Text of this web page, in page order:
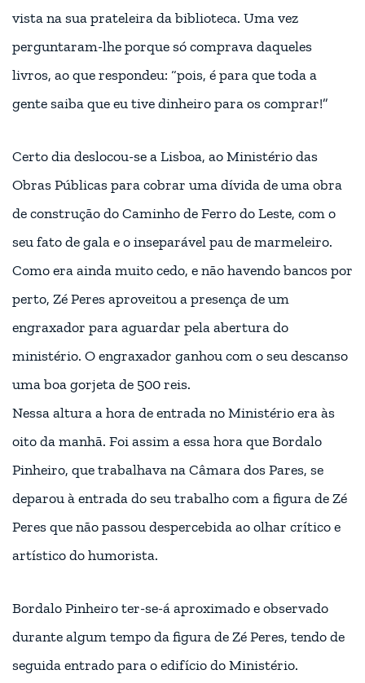
vista na sua prateleira da biblioteca. Uma vez
perguntaram-lhe porque só comprava daqueles
livros, ao que respondeu: “pois, é para que toda a
gente saiba que eu tive dinheiro para os comprar!”
Certo dia deslocou-se a Lisboa, ao Ministério das
Obras Públicas para cobrar uma dívida de uma obra
de construção do Caminho de Ferro do Leste, com o
seu fato de gala e o inseparável pau de marmeleiro.
Como era ainda muito cedo, e não havendo bancos por
perto, Zé Peres aproveitou a presença de um
engraxador para aguardar pela abertura do
ministério. O engraxador ganhou com o seu descanso
uma boa gorjeta de 500 reis.
Nessa altura a hora de entrada no Ministério era às
oito da manhã. Foi assim a essa hora que Bordalo
Pinheiro, que trabalhava na Câmara dos Pares, se
deparou à entrada do seu trabalho com a figura de Zé
Peres que não passou despercebida ao olhar crítico e
artístico do humorista.
Bordalo Pinheiro ter-se-á aproximado e observado
durante algum tempo da figura de Zé Peres, tendo de
seguida entrado para o edifício do Ministério.